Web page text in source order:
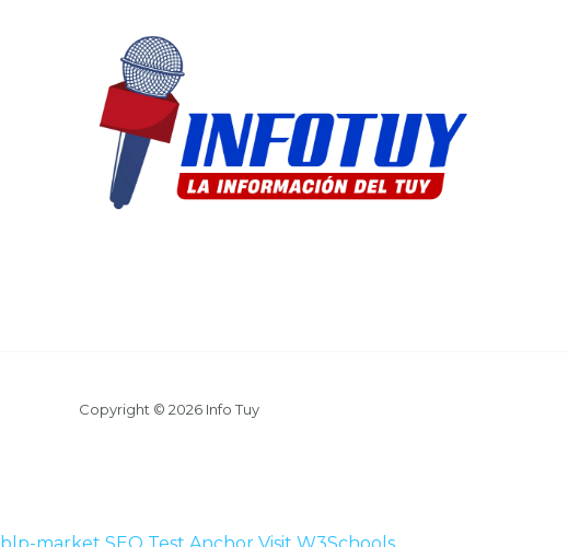
Copyright © 2026 Info Tuy